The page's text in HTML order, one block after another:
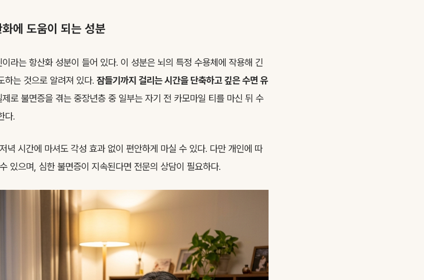
에 도움이 되는 성분
라는 항산화 성분이 들어 있다. 이 성분은 뇌의 특정 수용체에 작용해 긴
하는 것으로 알려져 있다. 잠들기까지 걸리는 시간을 단축하고 깊은 수면 유
제로 불면증을 겪는 중장년층 중 일부는 자기 전 카모마일 티를 마신 뒤 수
다.
녁 시간에 마셔도 각성 효과 없이 편안하게 마실 수 있다. 다만 개인에 따
있으며, 심한 불면증이 지속된다면 전문의 상담이 필요하다.